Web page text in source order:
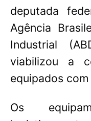
deputada
Agência
Industrial
viabilizou a
equipados
Os